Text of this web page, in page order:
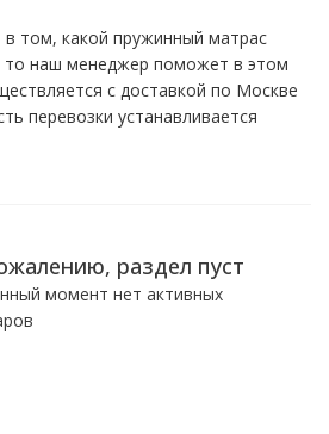
в том, какой пружинный матрас
то наш менеджер поможет в этом
с доставкой по Москве
перевозки устанавливается
раздел пуст
момент нет активных